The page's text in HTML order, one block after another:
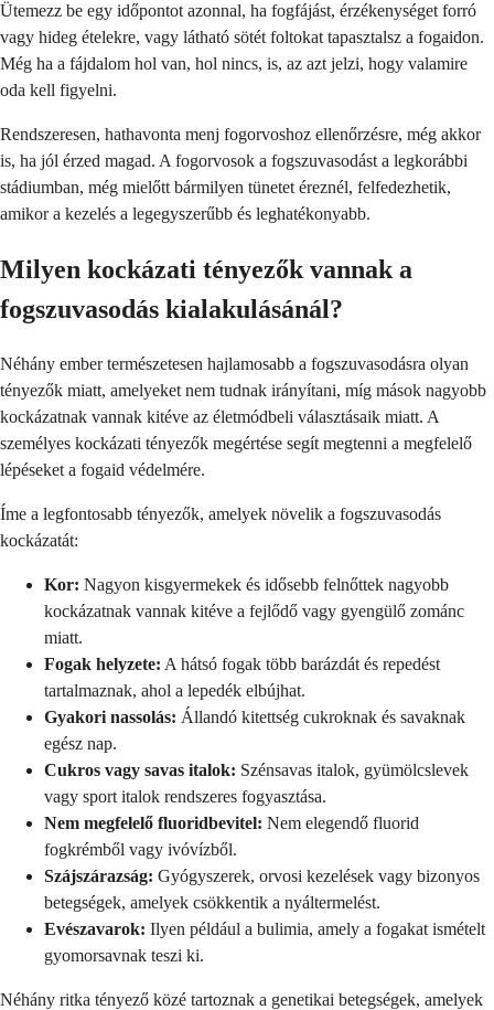
Ütemezz be egy időpontot azonnal, ha fogfájást, érzékenységet forró
vagy hideg ételekre, vagy látható sötét foltokat tapasztalsz a fogaidon.
Még ha a fájdalom hol van, hol nincs, is, az azt jelzi, hogy valamire
oda kell figyelni.
Rendszeresen, hathavonta menj fogorvoshoz ellenőrzésre, még akkor
is, ha jól érzed magad. A fogorvosok a fogszuvasodást a legkorábbi
stádiumban, még mielőtt bármilyen tünetet éreznél, felfedezhetik,
amikor a kezelés a legegyszerűbb és leghatékonyabb.
Milyen kockázati tényezők vannak a
fogszuvasodás kialakulásánál?
Néhány ember természetesen hajlamosabb a fogszuvasodásra olyan
tényezők miatt, amelyeket nem tudnak irányítani, míg mások nagyobb
kockázatnak vannak kitéve az életmódbeli választásaik miatt. A
személyes kockázati tényezők megértése segít megtenni a megfelelő
lépéseket a fogaid védelmére.
Íme a legfontosabb tényezők, amelyek növelik a fogszuvasodás
kockázatát:
Kor: Nagyon kisgyermekek és idősebb felnőttek nagyobb
kockázatnak vannak kitéve a fejlődő vagy gyengülő zománc
miatt.
Fogak helyzete: A hátsó fogak több barázdát és repedést
tartalmaznak, ahol a lepedék elbújhat.
Gyakori nassolás: Állandó kitettség cukroknak és savaknak
egész nap.
Cukros vagy savas italok: Szénsavas italok, gyümölcslevek
vagy sport italok rendszeres fogyasztása.
Nem megfelelő fluoridbevitel: Nem elegendő fluorid
fogkrémből vagy ivóvízből.
Szájszárazság: Gyógyszerek, orvosi kezelések vagy bizonyos
betegségek, amelyek csökkentik a nyáltermelést.
Evészavarok: Ilyen például a bulimia, amely a fogakat ismételt
gyomorsavnak teszi ki.
Néhány ritka tényező közé tartoznak a genetikai betegségek, amelyek